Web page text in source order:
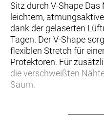
Sitz durch V-Shape
leichtem,
dank der gelaserten
Tagen. Der V-Shape
flexiblen Stretch für
Protektoren. Für
die verschweißten
Saum.